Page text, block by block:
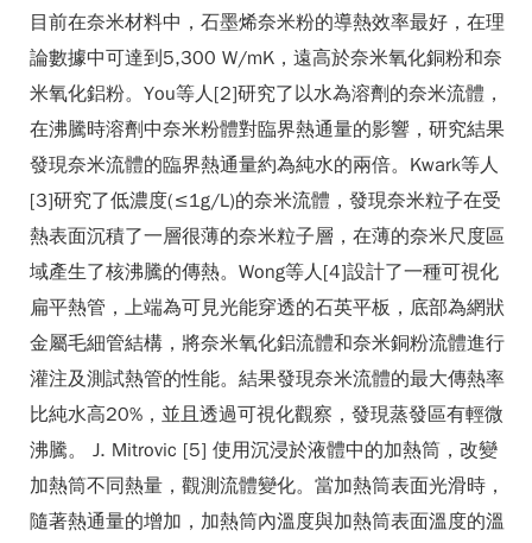
目前在奈米材料中，石墨烯奈米粉的導熱效率最好，在理
論數據中可達到5,300 W/mK，遠高於奈米氧化銅粉和奈
米氧化鋁粉。You等人[2]研究了以水為溶劑的奈米流體，
在沸騰時溶劑中奈米粉體對臨界熱通量的影響，研究結果
發現奈米流體的臨界熱通量約為純水的兩倍。Kwark等人
[3]研究了低濃度(≤1g/L)的奈米流體，發現奈米粒子在受
熱表面沉積了一層很薄的奈米粒子層，在薄的奈米尺度區
域產生了核沸騰的傳熱。Wong等人[4]設計了一種可視化
扁平熱管，上端為可見光能穿透的石英平板，底部為網狀
金屬毛細管結構，將奈米氧化鋁流體和奈米銅粉流體進行
灌注及測試熱管的性能。結果發現奈米流體的最大傳熱率
比純水高20%，並且透過可視化觀察，發現蒸發區有輕微
沸騰。 J. Mitrovic [5] 使用沉浸於液體中的加熱筒，改變
加熱筒不同熱量，觀測流體變化。當加熱筒表面光滑時，
隨著熱通量的增加，加熱筒內溫度與加熱筒表面溫度的溫